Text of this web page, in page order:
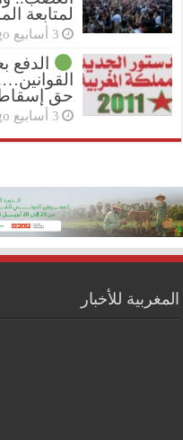
لمتابعة
3 أسابيع ago
الدفع
حق إسقاط
3 أسابيع ago
المغربية للأخبار